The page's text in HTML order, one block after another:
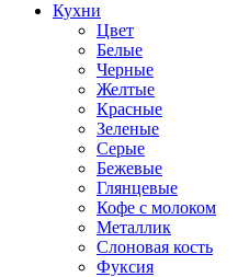
Кухни
Цвет
Белые
Черные
Желтые
Красные
Зеленые
Серые
Бежевые
Глянцевые
Кофе с молоком
Металлик
Слоновая кость
Фуксия